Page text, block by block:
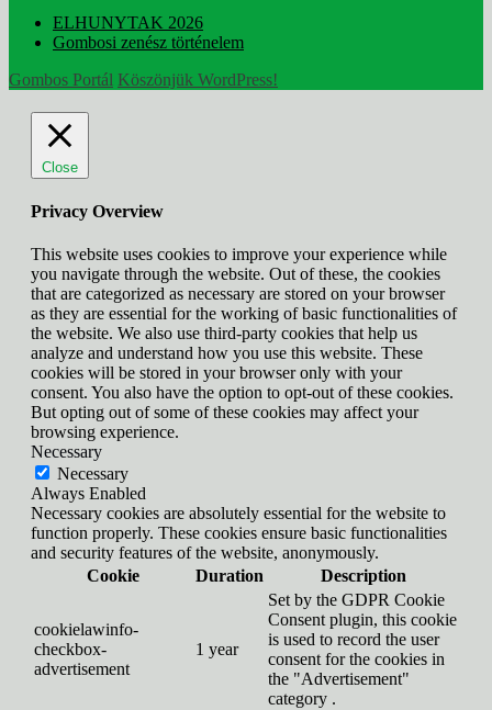
ELHUNYTAK 2026
Gombosi zenész történelem
Gombos Portál Köszönjük WordPress!
Close
Privacy Overview
This website uses cookies to improve your experience while
you navigate through the website. Out of these, the cookies
that are categorized as necessary are stored on your browser
as they are essential for the working of basic functionalities of
the website. We also use third-party cookies that help us
analyze and understand how you use this website. These
cookies will be stored in your browser only with your
consent. You also have the option to opt-out of these cookies.
But opting out of some of these cookies may affect your
browsing experience.
Necessary
Necessary
Always Enabled
Necessary cookies are absolutely essential for the website to
function properly. These cookies ensure basic functionalities
and security features of the website, anonymously.
Cookie
Duration Description
cookielawinfo-
checkbox-
advertisement
1 year
Set by the GDPR Cookie
Consent plugin, this cookie
is used to record the user
consent for the cookies in
the "Advertisement"
category .